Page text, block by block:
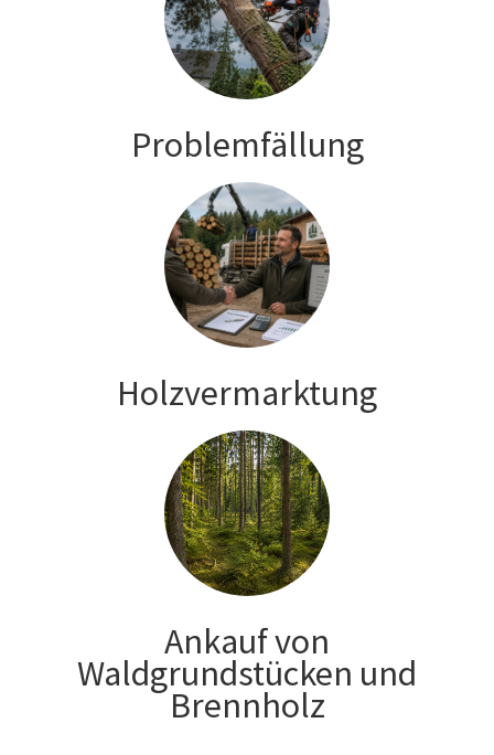
Problemfällung
Holzvermarktung
Ankauf von
Waldgrundstücken und
Brennholz